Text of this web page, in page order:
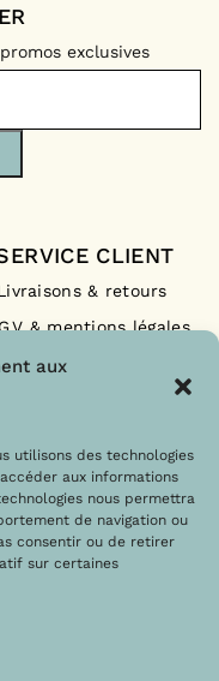
aux
utilisons des technologies
aux informations
nous permettra
de navigation ou
consentir ou de retirer
sur certaines
CLIENT
& retours
& mentions légales
F.A.Q
exclusives